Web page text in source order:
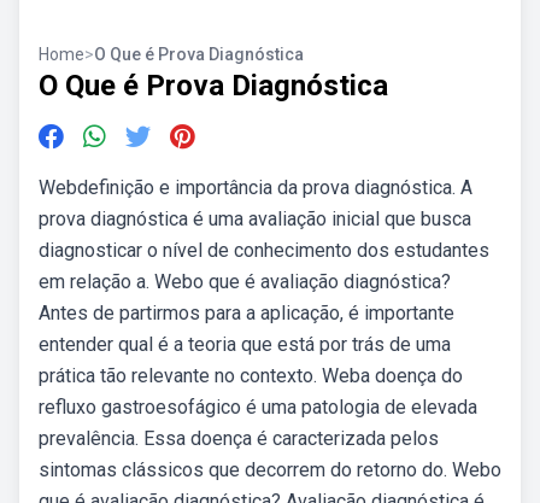
Home>O Que é Prova Diagnóstica
O Que é Prova Diagnóstica
Webdefinição e importância da prova diagnóstica. A
prova diagnóstica é uma avaliação inicial que busca
diagnosticar o nível de conhecimento dos estudantes
em relação a. Webo que é avaliação diagnóstica?
Antes de partirmos para a aplicação, é importante
entender qual é a teoria que está por trás de uma
prática tão relevante no contexto. Weba doença do
refluxo gastroesofágico é uma patologia de elevada
prevalência. Essa doença é caracterizada pelos
sintomas clássicos que decorrem do retorno do. Webo